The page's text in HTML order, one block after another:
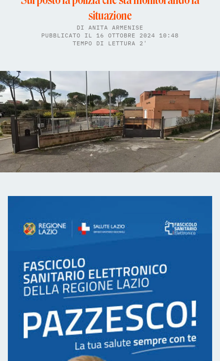
situazione
DI ANITA ARMENISE
PUBBLICATO IL 16 OTTOBRE 2024 10:48
TEMPO DI LETTURA 2'